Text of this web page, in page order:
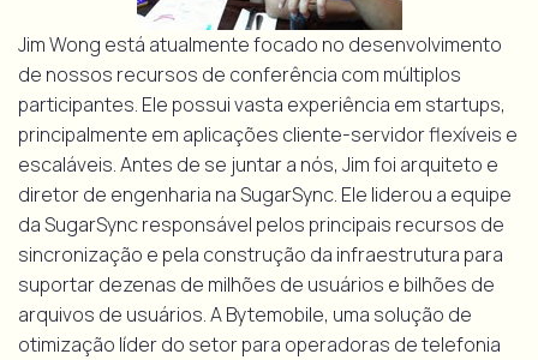
Jim Wong está atualmente focado no desenvolvimento
de nossos recursos de conferência com múltiplos
participantes. Ele possui vasta experiência em startups,
principalmente em aplicações cliente-servidor flexíveis e
escaláveis. Antes de se juntar a nós, Jim foi arquiteto e
diretor de engenharia na SugarSync. Ele liderou a equipe
da SugarSync responsável pelos principais recursos de
sincronização e pela construção da infraestrutura para
suportar dezenas de milhões de usuários e bilhões de
arquivos de usuários. A Bytemobile, uma solução de
otimização líder do setor para operadoras de telefonia